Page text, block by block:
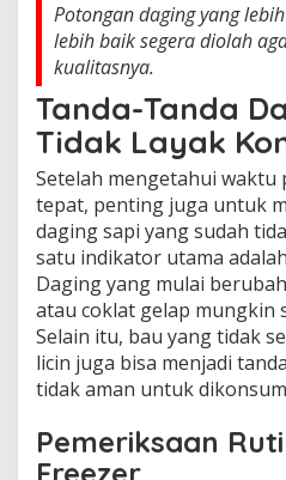
Potongan daging yang
lebih baik segera diolah
kualitasnya.
Tanda-Tanda
Tidak Layak
Setelah mengetahui waktu
tepat, penting juga untuk
daging sapi yang sudah
satu indikator utama
Daging yang mulai
atau coklat gelap mungkin
Selain itu, bau yang tidak
licin juga bisa menjadi
tidak aman untuk
Pemeriksaan